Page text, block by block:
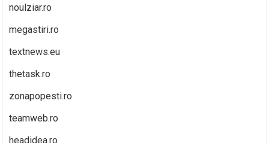
noulziar.ro
megastiri.ro
textnews.eu
thetask.ro
zonapopesti.ro
teamweb.ro
headidea.ro